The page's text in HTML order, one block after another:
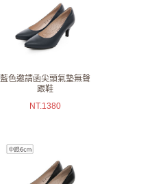
藍色邀請函尖頭氣墊無聲
跟鞋
NT.1380